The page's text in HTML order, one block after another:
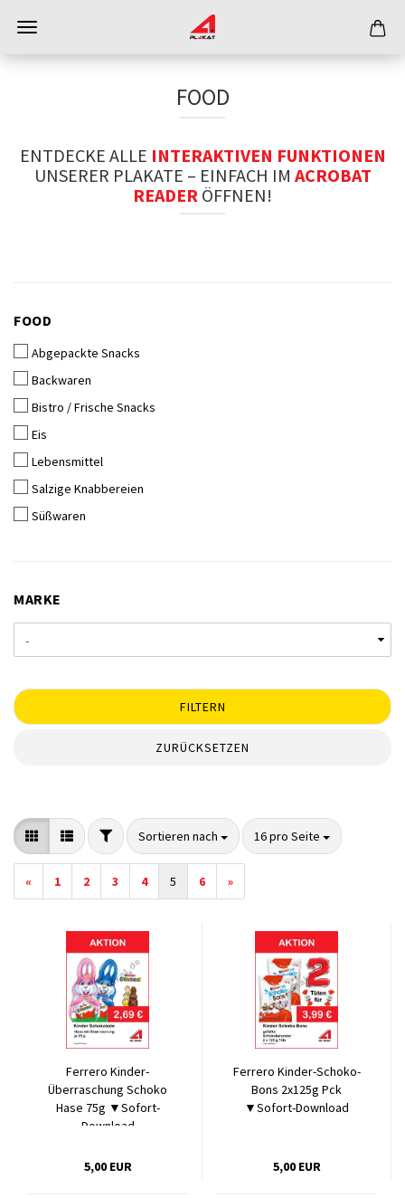
FOOD
ENTDECKE ALLE INTERAKTIVEN FUNKTIONEN
UNSERER PLAKATE – EINFACH IM ACROBAT
READER ÖFFNEN!
FOOD
FOOD
Abgepackte Snacks
Backwaren
Bistro / Frische Snacks
Eis
Lebensmittel
Salzige Knabbereien
Süßwaren
MARKE
MARKE
FILTERN
ZURÜCKSETZEN
FILTERSortieren nach
Sortieren nach 16 pro Seite
pro Seite
« 1 2 3 4 5 6 »
Ferrero Kinder-
Überraschung Schoko
Hase 75g ▼Sofort-
Download
5,00 EUR
Ferrero Kinder-Schoko-
Bons 2x125g Pck
▼Sofort-Download
5,00 EUR